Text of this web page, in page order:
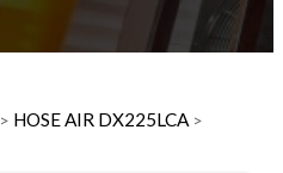
> HOSE AIR DX225LCA >